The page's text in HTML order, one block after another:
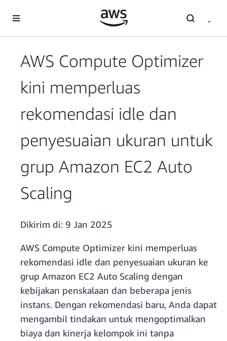
AWS Compute Optimizer
kini memperluas
rekomendasi idle dan
penyesuaian ukuran untuk
grup Amazon EC2 Auto
Scaling
Dikirim di: 9 Jan 2025
AWS Compute Optimizer kini memperluas
rekomendasi idle dan penyesuaian ukuran ke
grup Amazon EC2 Auto Scaling dengan
kebijakan penskalaan dan beberapa jenis
instans. Dengan rekomendasi baru, Anda dapat
mengambil tindakan untuk mengoptimalkan
biaya dan kinerja kelompok ini tanpa